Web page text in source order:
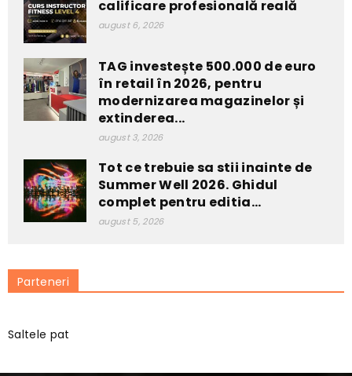
calificare profesională reală
august 6, 2026
TAG investește 500.000 de euro
în retail în 2026, pentru
modernizarea magazinelor și
extinderea...
august 3, 2026
Tot ce trebuie sa stii inainte de
Summer Well 2026. Ghidul
complet pentru editia...
august 5, 2026
Parteneri
Saltele pat